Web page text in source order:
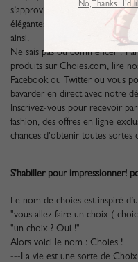
s’approvisionne chaque
élégantes et branchées qui
ainsi.
Ne sais pas où commencer ?
produits sur Choies.com, lire
Facebook ou Twitter ou vous
bavarder en direct avec notre
Inscrivez-vous pour recevoir
fashion, des offres en ligne
chances d'obtenir toutes sortes
S'habiller pour impressionner!
Le nom de choies est inspiré
"vous allez faire un choix (
"un choix ? Oui !"
Alors voici le nom : Choies !
---La vie est une sorte de Choix
No,Thanks. I’d